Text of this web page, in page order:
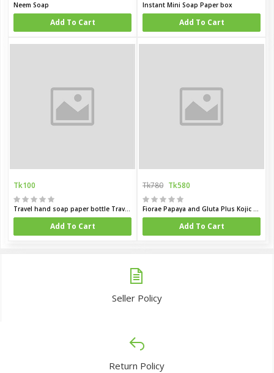
Neem Soap
Add To Cart
Instant Mini Soap Paper box
Add To Cart
Tk100
Travel hand soap paper bottle Traveling Pocket Paper Soap Tube
Add To Cart
Tk780 Tk580
Fiorae Papaya and Gluta Plus Kojic Whitening Soap 165 gm (Thailand)
Add To Cart
Seller Policy
Return Policy